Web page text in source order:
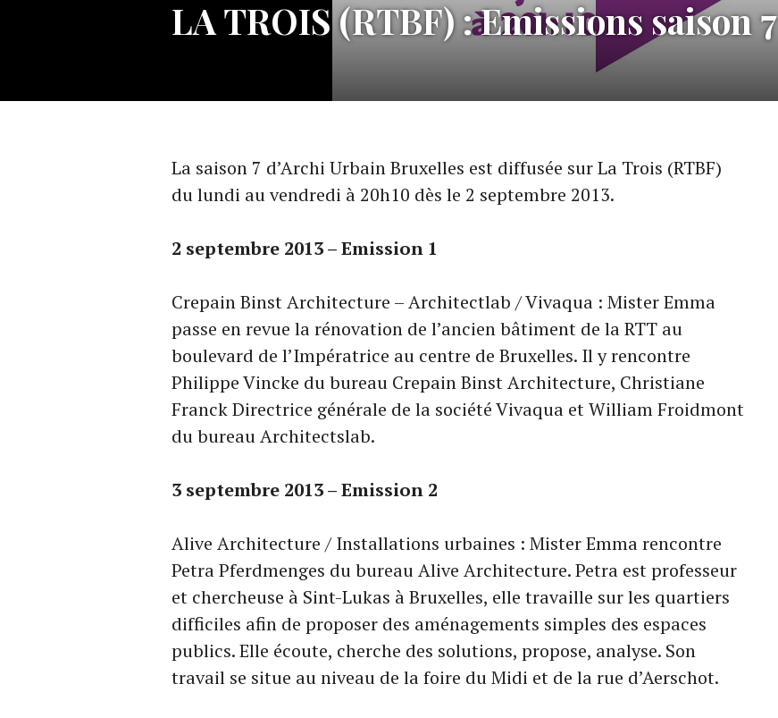
LA TROIS (RTBF) : Emissions saison 7
La saison 7 d’Archi Urbain Bruxelles est diffusée sur La Trois (RTBF)
du lundi au vendredi à 20h10 dès le 2 septembre 2013.
2 septembre 2013 – Emission 1
Crepain Binst Architecture – Architectlab / Vivaqua : Mister Emma
passe en revue la rénovation de l’ancien bâtiment de la RTT au
boulevard de l’Impératrice au centre de Bruxelles. Il y rencontre
Philippe Vincke du bureau Crepain Binst Architecture, Christiane
Franck Directrice générale de la société Vivaqua et William Froidmont
du bureau Architectslab.
3 septembre 2013 – Emission 2
Alive Architecture / Installations urbaines : Mister Emma rencontre
Petra Pferdmenges du bureau Alive Architecture. Petra est professeur
et chercheuse à Sint-Lukas à Bruxelles, elle travaille sur les quartiers
difficiles afin de proposer des aménagements simples des espaces
publics. Elle écoute, cherche des solutions, propose, analyse. Son
travail se situe au niveau de la foire du Midi et de la rue d’Aerschot.